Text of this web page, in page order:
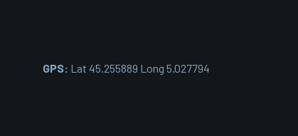
GPS: Lat 45.255889 Long 5.027794